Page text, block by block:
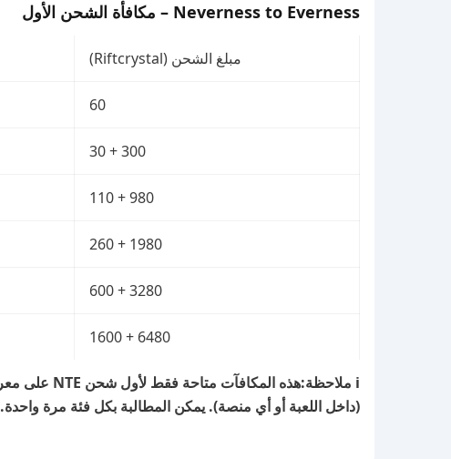
Neverness to Everness – مكافأة الشحن الأول
مبلغ الشحن (Riftcrystal)
60
300 + 30
980 + 110
1980 + 260
3280 + 600
6480 + 1600
ℹ️ ملاحظة:
(داخل اللعبة أو أي منصة). يمكن المطالبة بكل فئة مرة واحدة.